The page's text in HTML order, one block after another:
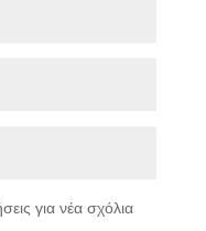
για νέα σχόλια